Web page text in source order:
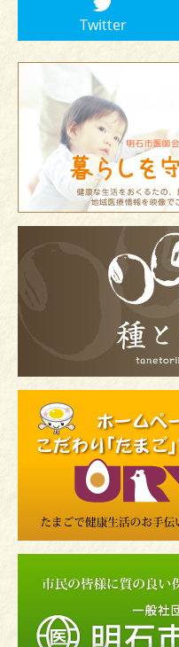
Twitter